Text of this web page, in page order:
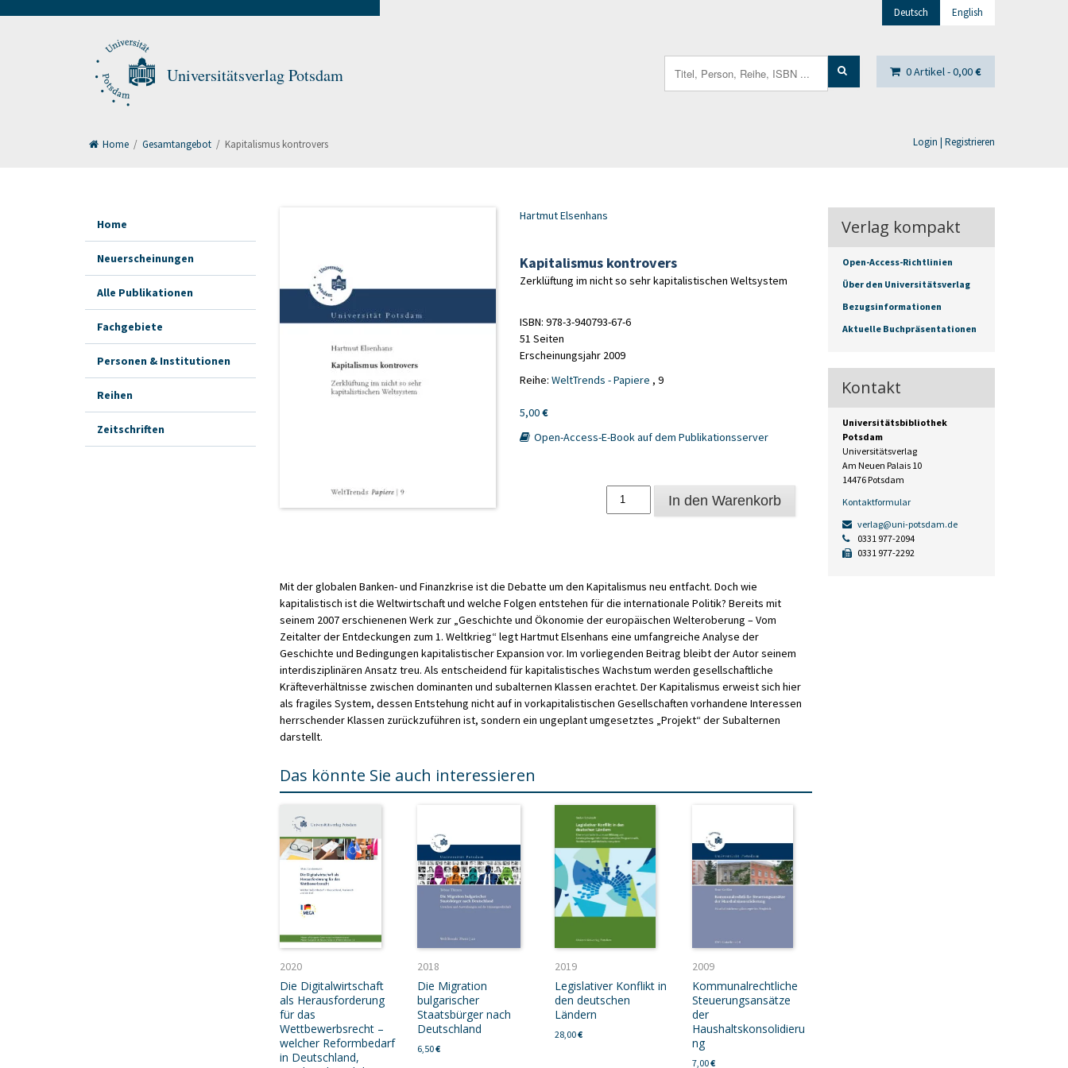
Universitätsverlag Potsdam
Deutsch English
0 Artikel -0,00€
Login | Registrieren
for:
Home / Gesamtangebot / Kapitalismus kontrovers
Hartmut Elsenhans
Kapitalismus kontrovers
Zerklüftung im nicht so sehr kapitalistischen Weltsystem
ISBN: 978-3-940793-67-6
51 Seiten
Erscheinungsjahr 2009
Reihe: WeltTrends - Papiere , 9
5,00€
Open-Access-E-Book auf dem Publikationsserver
Kapitalismus
In den Warenkorb
Mit der globalen Banken- und Finanzkrise ist die Debatte um den Kapitalismus neu entfacht. Doch wie
kapitalistisch ist die Weltwirtschaft und welche Folgen entstehen für die internationale Politik? Bereits mit
seinem 2007 erschienenen Werk zur „Geschichte und Ökonomie der europäischen Welteroberung – Vom
Zeitalter der Entdeckungen zum 1. Weltkrieg“ legt Hartmut Elsenhans eine umfangreiche Analyse der
Geschichte und Bedingungen kapitalistischer Expansion vor. Im vorliegenden Beitrag bleibt der Autor seinem
interdisziplinären Ansatz treu. Als entscheidend für kapitalistisches Wachstum werden gesellschaftliche
Kräfteverhältnisse zwischen dominanten und subalternen Klassen erachtet. Der Kapitalismus erweist sich hier
als fragiles System, dessen Entstehung nicht auf in vorkapitalistischen Gesellschaften vorhandene Interessen
herrschender Klassen zurückzuführen ist, sondern ein ungeplant umgesetztes „Projekt“ der Subalternen
darstellt.
Das könnte Sie auch interessieren
2020
Die Digitalwirtschaft
als Herausforderung
für das
Wettbewerbsrecht –
welcher Reformbedarf
in Deutschland,
2018
Die Migration
bulgarischer
Staatsbürger nach
Deutschland
6,50€
2019
Legislativer Konflikt in
den deutschen
Ländern
28,00€
2009
Kommunalrechtliche
Steuerungsansätze
der
Haushaltskonsolidieru
ng
7,00€
Home
Neuerscheinungen
Alle Publikationen
Fachgebiete
Personen & Institutionen
Reihen
Zeitschriften
Verlag kompakt
Open-Access-Richtlinien
Über den Universitätsverlag
Bezugsinformationen
Aktuelle Buchpräsentationen
Kontakt
Universitätsbibliothek
Potsdam
Universitätsverlag
Am Neuen Palais 10
14476 Potsdam
Kontaktformular
verlag@uni-potsdam.de
0331 977-2094
0331 977-2292